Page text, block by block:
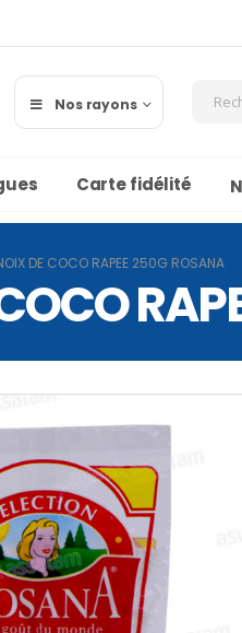
Nos rayons
Carte fidélité
DE COCO RAPEE 250G ROSANA